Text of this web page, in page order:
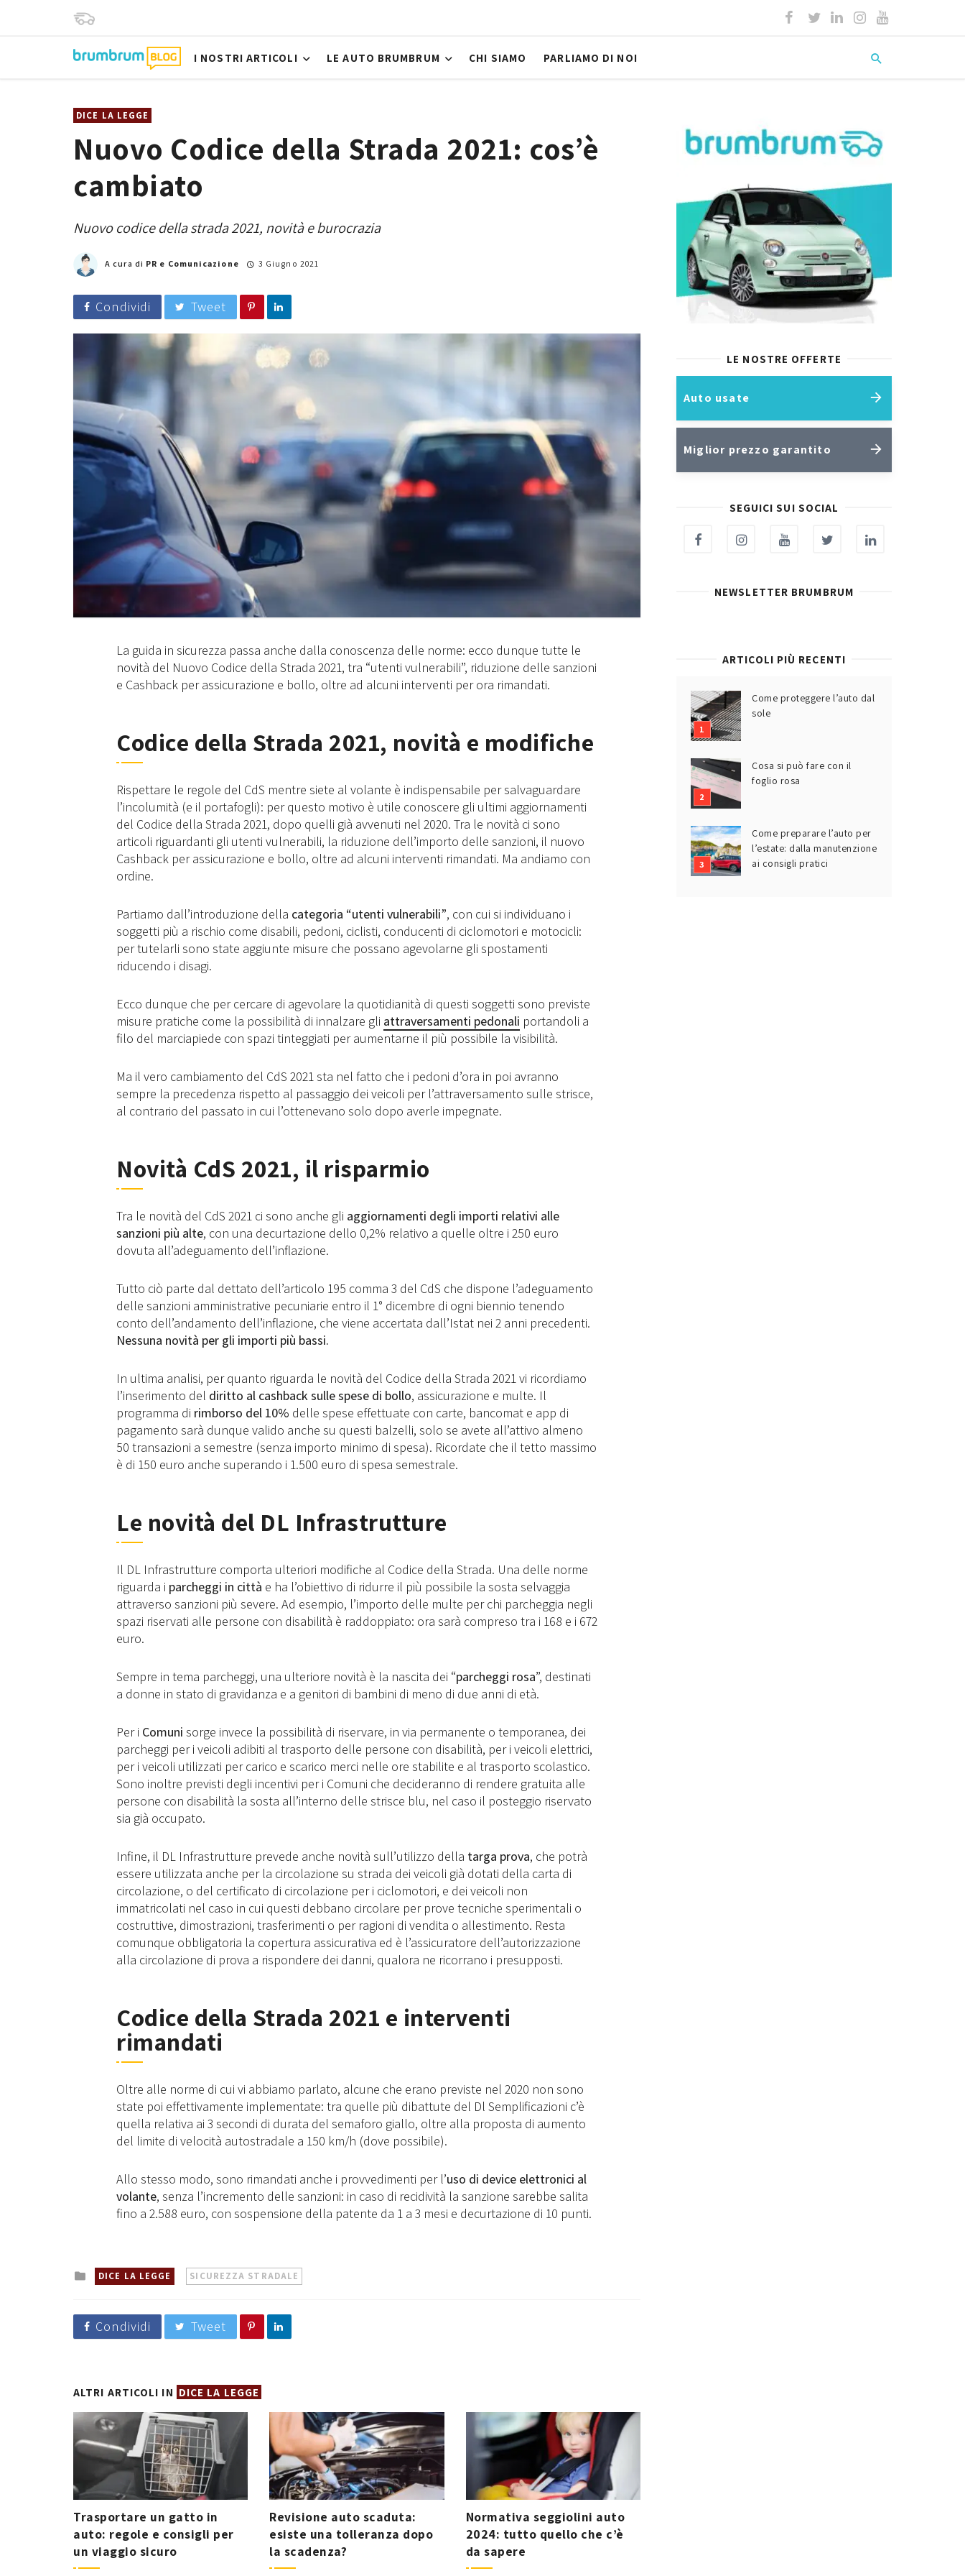
I NOSTRI ARTICOLI LE AUTO BRUMBRUM CHI SIAMO PARLIAMO DI NOI
DICE LA LEGGE
Nuovo Codice della Strada 2021: cos’è
cambiato
Nuovo codice della strada 2021, novità e burocrazia
A cura di PR e Comunicazione 3 Giugno 2021
Condividi Tweet
La guida in sicurezza passa anche dalla conoscenza delle norme: ecco dunque tutte le
novità del Nuovo Codice della Strada 2021, tra “utenti vulnerabili”, riduzione delle sanzioni
e Cashback per assicurazione e bollo, oltre ad alcuni interventi per ora rimandati.
Codice della Strada 2021, novità e modifiche
Rispettare le regole del CdS mentre siete al volante è indispensabile per salvaguardare
l’incolumità (e il portafogli): per questo motivo è utile conoscere gli ultimi aggiornamenti
del Codice della Strada 2021, dopo quelli già avvenuti nel 2020. Tra le novità ci sono
articoli riguardanti gli utenti vulnerabili, la riduzione dell’importo delle sanzioni, il nuovo
Cashback per assicurazione e bollo, oltre ad alcuni interventi rimandati. Ma andiamo con
ordine.
Partiamo dall’introduzione della categoria “utenti vulnerabili”, con cui si individuano i
soggetti più a rischio come disabili, pedoni, ciclisti, conducenti di ciclomotori e motocicli:
per tutelarli sono state aggiunte misure che possano agevolarne gli spostamenti
riducendo i disagi.
Ecco dunque che per cercare di agevolare la quotidianità di questi soggetti sono previste
misure pratiche come la possibilità di innalzare gli attraversamenti pedonali portandoli a
filo del marciapiede con spazi tinteggiati per aumentarne il più possibile la visibilità.
Ma il vero cambiamento del CdS 2021 sta nel fatto che i pedoni d’ora in poi avranno
sempre la precedenza rispetto al passaggio dei veicoli per l’attraversamento sulle strisce,
al contrario del passato in cui l’ottenevano solo dopo averle impegnate.
Novità CdS 2021, il risparmio
Tra le novità del CdS 2021 ci sono anche gli aggiornamenti degli importi relativi alle
sanzioni più alte, con una decurtazione dello 0,2% relativo a quelle oltre i 250 euro
dovuta all’adeguamento dell’inflazione.
Tutto ciò parte dal dettato dell’articolo 195 comma 3 del CdS che dispone l’adeguamento
delle sanzioni amministrative pecuniarie entro il 1° dicembre di ogni biennio tenendo
conto dell’andamento dell’inflazione, che viene accertata dall’Istat nei 2 anni precedenti.
Nessuna novità per gli importi più bassi.
In ultima analisi, per quanto riguarda le novità del Codice della Strada 2021 vi ricordiamo
l’inserimento del diritto al cashback sulle spese di bollo, assicurazione e multe. Il
programma di rimborso del 10% delle spese effettuate con carte, bancomat e app di
pagamento sarà dunque valido anche su questi balzelli, solo se avete all’attivo almeno
50 transazioni a semestre (senza importo minimo di spesa). Ricordate che il tetto massimo
è di 150 euro anche superando i 1.500 euro di spesa semestrale.
Le novità del DL Infrastrutture
Il DL Infrastrutture comporta ulteriori modifiche al Codice della Strada. Una delle norme
riguarda i parcheggi in città e ha l’obiettivo di ridurre il più possibile la sosta selvaggia
attraverso sanzioni più severe. Ad esempio, l’importo delle multe per chi parcheggia negli
spazi riservati alle persone con disabilità è raddoppiato: ora sarà compreso tra i 168 e i 672
euro.
Sempre in tema parcheggi, una ulteriore novità è la nascita dei “parcheggi rosa”, destinati
a donne in stato di gravidanza e a genitori di bambini di meno di due anni di età.
Per i Comuni sorge invece la possibilità di riservare, in via permanente o temporanea, dei
parcheggi per i veicoli adibiti al trasporto delle persone con disabilità, per i veicoli elettrici,
per i veicoli utilizzati per carico e scarico merci nelle ore stabilite e al trasporto scolastico.
Sono inoltre previsti degli incentivi per i Comuni che decideranno di rendere gratuita alle
persone con disabilità la sosta all’interno delle strisce blu, nel caso il posteggio riservato
sia già occupato.
Infine, il DL Infrastrutture prevede anche novità sull’utilizzo della targa prova, che potrà
essere utilizzata anche per la circolazione su strada dei veicoli già dotati della carta di
circolazione, o del certificato di circolazione per i ciclomotori, e dei veicoli non
immatricolati nel caso in cui questi debbano circolare per prove tecniche sperimentali o
costruttive, dimostrazioni, trasferimenti o per ragioni di vendita o allestimento. Resta
comunque obbligatoria la copertura assicurativa ed è l’assicuratore dell’autorizzazione
alla circolazione di prova a rispondere dei danni, qualora ne ricorrano i presupposti.
Codice della Strada 2021 e interventi
rimandati
Oltre alle norme di cui vi abbiamo parlato, alcune che erano previste nel 2020 non sono
state poi effettivamente implementate: tra quelle più dibattute del Dl Semplificazioni c’è
quella relativa ai 3 secondi di durata del semaforo giallo, oltre alla proposta di aumento
del limite di velocità autostradale a 150 km/h (dove possibile).
Allo stesso modo, sono rimandati anche i provvedimenti per l’uso di device elettronici al
volante, senza l’incremento delle sanzioni: in caso di recidività la sanzione sarebbe salita
fino a 2.588 euro, con sospensione della patente da 1 a 3 mesi e decurtazione di 10 punti.
Posted
DICE LA LEGGE SICUREZZA STRADALE
Condividi Tweet
ALTRI ARTICOLI IN DICE LA LEGGE
Trasportare un gatto in
auto: regole e consigli per
un viaggio sicuro
Revisione auto scaduta:
esiste una tolleranza dopo
la scadenza?
Normativa seggiolini auto
2024: tutto quello che c’è
da sapere
LE NOSTRE OFFERTE
Auto usate
Miglior prezzo garantito
SEGUICI SUI SOCIAL
NEWSLETTER BRUMBRUM
ARTICOLI PIÙ RECENTI
Come proteggere l’auto dal
sole
Cosa si può fare con il
foglio rosa
Come preparare l’auto per
l’estate: dalla manutenzione
ai consigli pratici